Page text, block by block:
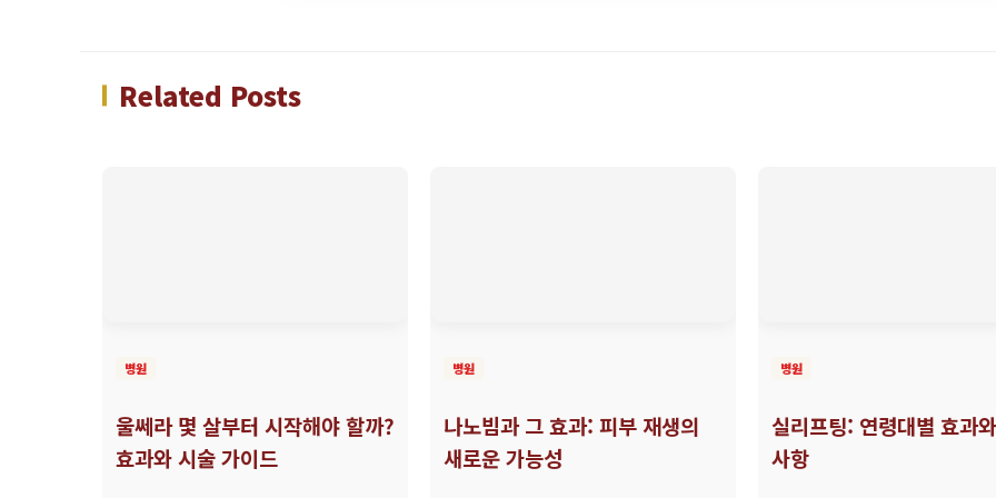
Related Posts
병원
울쎄라 몇 살부터 시작해야 할까?
효과와 시술 가이드
병원
나노빔과 그 효과: 피부 재생의
새로운 가능성
병원
실리프팅: 연령대별 효과
사항